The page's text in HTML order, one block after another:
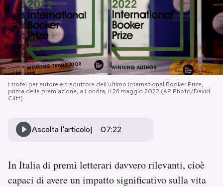
PODCAST
NEWSLETTER
I MIEI PREFERITI
CALENDARIO
AREA PERSONALE
I trofei per autore e traduttore dell'ultimo International Booker Prize,
prima della premiazione, a Londra, il 26 maggio 2022 (AP Photo/David
Cliff)
Ascolta l'articolo 07:22
In Italia di premi letterari davvero rilevanti, cioè
capaci di avere un impatto significativo sulla vita